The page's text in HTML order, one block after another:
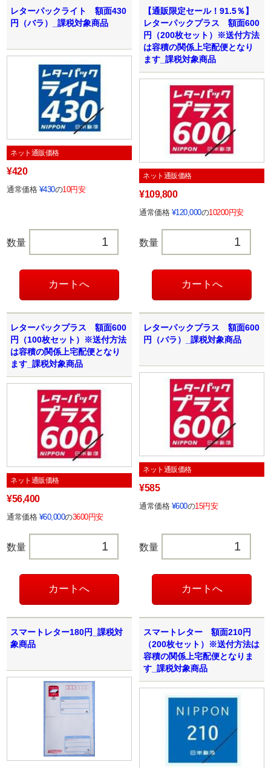
レターパックライト 額面430
円（バラ）_課税対象商品
ネット通販価格
¥420
通常価格 ¥430の10円安
数量
【通販限定セール！91.5％】
レターパックプラス 額面600
円（200枚セット）※送付方法
は容積の関係上宅配便となり
ます_課税対象商品
ネット通販価格
¥109,800
通常価格 ¥120,000の10200円安
数量
レターパックプラス 額面600
円（100枚セット）※送付方法
は容積の関係上宅配便となり
ます_課税対象商品
ネット通販価格
¥56,400
通常価格 ¥60,000の3600円安
数量
レターパックプラス 額面600
円（バラ）_課税対象商品
ネット通販価格
¥585
通常価格 ¥600の15円安
数量
スマートレター180円_課税対
象商品
スマートレター 額面210円
（200枚セット）※送付方法は
容積の関係上宅配便となりま
す_課税対象商品